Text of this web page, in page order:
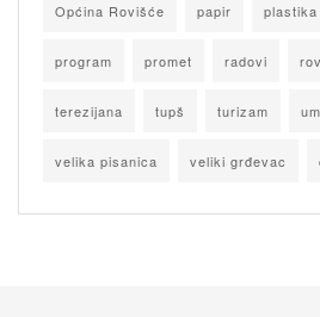
Općina Rovišće papir plastika
program promet radovi
terezijana tupš turizam
velika pisanica veliki grđevac